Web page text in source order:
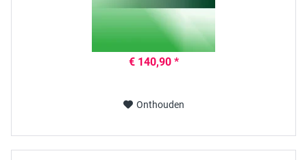
€ 140,90 *
Onthouden